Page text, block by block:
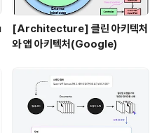
[Architecture] 클린 아키텍처
와 앱 아키텍처(Google)